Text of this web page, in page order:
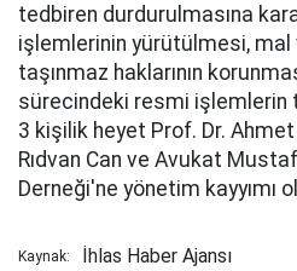
tedbiren durdurulmasına
işlemlerinin yürütülmesi, mal
taşınmaz haklarının
sürecindeki resmi işlemlerin
3 kişilik heyet Prof. Dr.
Rıdvan Can ve Avukat
Derneği'ne yönetim kayyımı
Kaynak: İhlas Haber Ajansı